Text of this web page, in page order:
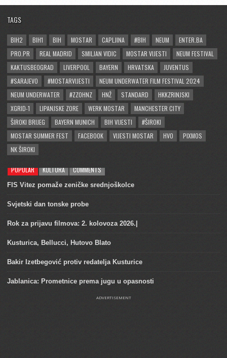
TAGS
BIH2 BIH1 BIH MOSTAR CAPLJINA #BIH NEUM
ENTER.BA
PRO.PR
REAL MADRID SMILJAN VIDIC MOSTAR VIJESTI
NEUM FESTIVAL
KAKTUSBEOGRAD
LIVERPOOL BAYERN HRVATSKA
JUVENTUS
#SARAJEVO
#MOSTARVIJESTI
NEUM UNDERWATER FILM FESTIVAL 2024
NEUM UNDERWATER
#ZZOHNZ HNŽ STANDARD
HKKZRINJSKI
XGRID-1
LIPANJSKE ZORE WERK MOSTAR
MANCHESTER CITY
ŠIROKI BRIJEG
BAYERN MUNICH BIH VIJESTI
#ŠIROKI
MOSTAR SUMMER FEST
FACEBOOK VIJESTI MOSTAR HVO
PIXMOS
NK ŠIROKI
POPULAR KULTURA COMMENTS
FIS Vitez pomaže zeničke srednjoškolce
Svjetski dan tonske probe
Rok za prijavu filmova: 2. kolovoza 2026.|
Kusturica, Bellucci, Hutovo Blato
Bakir Izetbegović protiv redatelja Kusturice
Jablanica: Prometnice prema jugu u opasnosti
ADVERTISEMENT